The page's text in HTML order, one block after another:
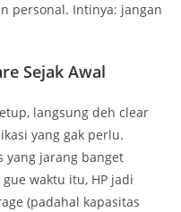
personal. Intinya: jangan
Sejak Awal
langsung deh clear
yang gak perlu.
yang jarang banget
waktu itu, HP jadi
(padahal kapasitas